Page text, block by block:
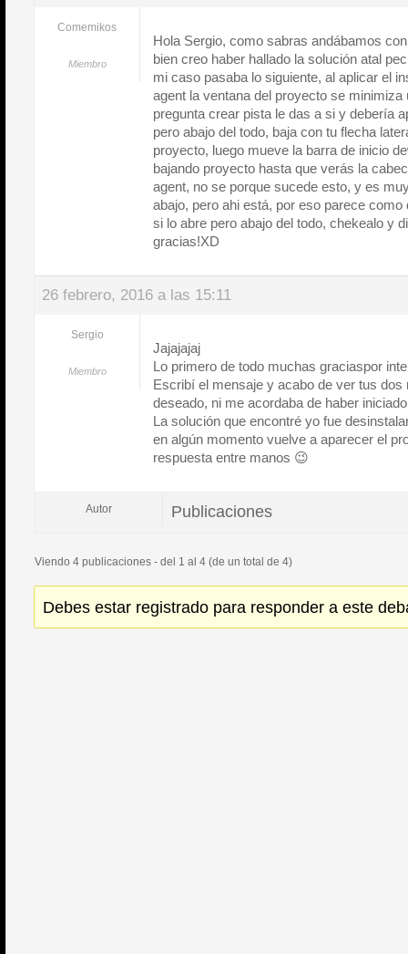
Comemikos
Miembro
Hola Sergio, como sabras andábamos
bien creo haber hallado la solución atal
mi caso pasaba lo siguiente, al aplicar el
agent la ventana del proyecto se minimiza
pregunta crear pista le das a si y debería
pero abajo del todo, baja con tu flecha
proyecto, luego mueve la barra de inicio
bajando proyecto hasta que verás la
agent, no se porque sucede esto, y es
abajo, pero ahi está, por eso parece como
si lo abre pero abajo del todo, chekealo y
gracias!XD
26 febrero, 2016 a las 15:11
Sergio
Miembro
Jajajajaj
Lo primero de todo muchas graciaspor
Escribí el mensaje y acabo de ver tus
deseado, ni me acordaba de haber
La solución que encontré yo fue
en algún momento vuelve a aparecer el
respuesta entre manos 😉
Autor Publicaciones
Viendo 4 publicaciones - del 1 al 4 (de un total de 4)
Debes estar registrado para responder a este